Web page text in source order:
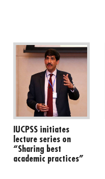
IUCPSS initiates
lecture series on
“Sharing best
academic practices”